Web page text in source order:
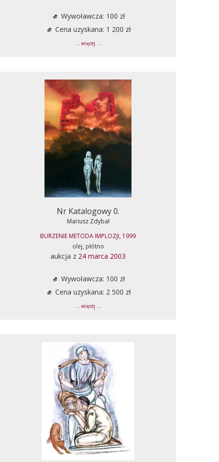
Wywoławcza: 100 zł
Cena uzyskana: 1 200 zł
... więcej ...
Nr Katalogowy 0.
Mariusz Zdybał
BURZENIE METODA IMPLOZJI, 1999
olej, płótno
aukcja z 24 marca 2003
Wywoławcza: 100 zł
Cena uzyskana: 2 500 zł
... więcej ...